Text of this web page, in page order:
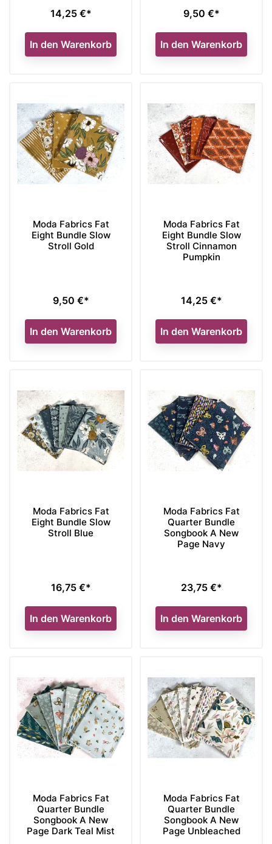
Preis
14,25 €*
In den Warenkorb
Preis
9,50 €*
In den Warenkorb
Moda Fabrics Fat
Eight Bundle Slow
Stroll Gold
Preis
9,50 €*
In den Warenkorb
Moda Fabrics Fat
Eight Bundle Slow
Stroll Cinnamon
Pumpkin
Preis
14,25 €*
In den Warenkorb
Moda Fabrics Fat
Eight Bundle Slow
Stroll Blue
Preis
16,75 €*
In den Warenkorb
Moda Fabrics Fat
Quarter Bundle
Songbook A New
Page Navy
Preis
23,75 €*
In den Warenkorb
Moda Fabrics Fat
Quarter Bundle
Songbook A New
Page Dark Teal Mist
Moda Fabrics Fat
Quarter Bundle
Songbook A New
Page Unbleached